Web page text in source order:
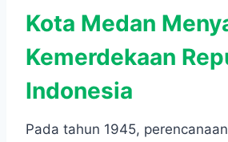
Kota Medan
Kemerdekaan
Indonesia
Pada tahun 1945,